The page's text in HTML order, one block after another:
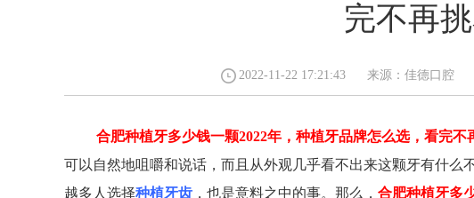
完不再挑
2022-11-22 17:21:43 来源：佳德口腔
合肥种植牙多少钱一颗2022年，种植牙品牌怎么选，看完不
可以自然地咀嚼和说话，而且从外观几乎看不出来这颗牙有什
越多人选择种植牙齿 ，也是意料之中的事。那么， 合肥种植牙多
马鞍山路90号D座（包河万达向南100m）
望江西路